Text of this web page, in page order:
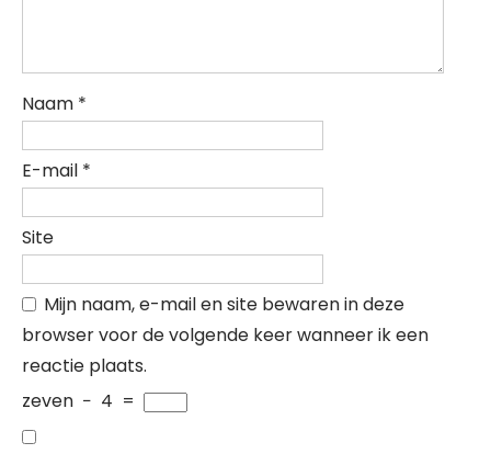
Naam *
E-mail *
Site
Mijn naam, e-mail en site bewaren in deze
browser voor de volgende keer wanneer ik een
reactie plaats.
zeven − 4 =